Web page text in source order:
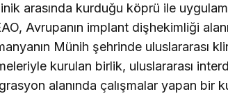
arasında kurduğu köprü ile
Avrupanın implant dişhekimliği
Münih şehrinde uluslararası
kurulan birlik, uluslararası
alanında çalışmalar yapan bir